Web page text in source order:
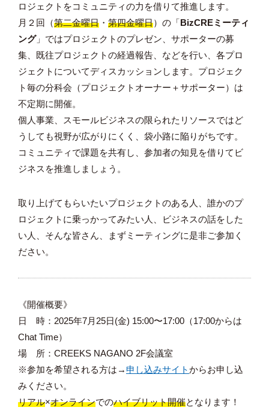
ロジェクトをコミュニティの力を借りて推進します。
月２回（第二金曜日 ・ 第四金曜日）の「BizCREミーティ
ング」ではプロジェクトのプレゼン、サポーターの募
集、既往プロジェクトの経過報告、などを行い、各プロ
ジェクトについてディスカッションします。プロジェク
ト毎の分科会（プロジェクトオーナー＋サポーター）は
不定期に開催。
個人事業、スモールビジネスの限られたリソースではど
うしても視野が広がりにくく、袋小路に陥りがちです。
コミュニティで課題を共有し、参加者の知見を借りてビ
ジネスを推進しましょう。
取り上げてもらいたいプロジェクトのある人、誰かのプ
ロジェクトに乗っかってみたい人、ビジネスの話をした
い人、そんな皆さん、まずミーティングに是非ご参加く
ださい。
《開催概要》
日 時：2025年7月25日(金) 15:00〜17:00（17:00からは
Chat Time）
場 所：CREEKS NAGANO 2F会議室
※参加を希望される方は→ 申し込みサイトからお申し込
みください。
リアル×オンラインでのハイブリット開催となります！